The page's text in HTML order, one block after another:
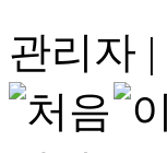
관리자 |